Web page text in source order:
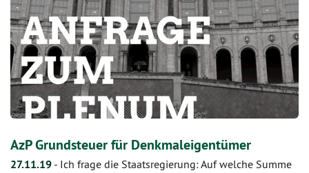
AzP Grundsteuer für Denkmaleigentümer
27.11.19 - Ich frage die Staatsregierung: Auf welche Summe